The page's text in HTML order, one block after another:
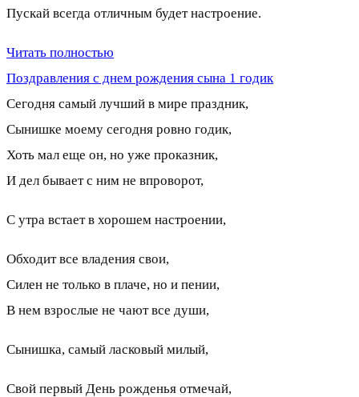
Пускай всегда отличным будет настроение.
Читать полностью
Поздравления с днем рождения сына 1 годик
Сегодня самый лучший в мире праздник,
Сынишке моему сегодня ровно годик,
Хоть мал еще он, но уже проказник,
И дел бывает с ним не впроворот,
С утра встает в хорошем настроении,
Обходит все владения свои,
Силен не только в плаче, но и пении,
В нем взрослые не чают все души,
Сынишка, самый ласковый милый,
Свой первый День рожденья отмечай,